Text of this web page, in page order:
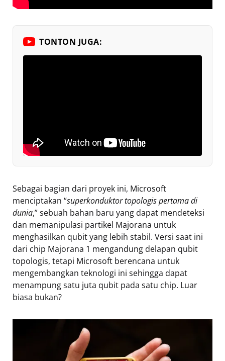
TONTON JUGA:
Sebagai bagian dari proyek ini, Microsoft
menciptakan “superkonduktor topologis pertama di
dunia,” sebuah bahan baru yang dapat mendeteksi
dan memanipulasi partikel Majorana untuk
menghasilkan qubit yang lebih stabil. Versi saat ini
dari chip Majorana 1 mengandung delapan qubit
topologis, tetapi Microsoft berencana untuk
mengembangkan teknologi ini sehingga dapat
menampung satu juta qubit pada satu chip. Luar
biasa bukan?